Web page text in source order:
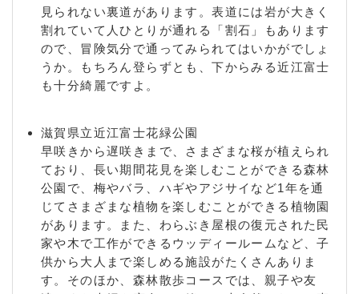
見られない裏道があります。表道には岩が大きく
割れていて人ひとりが通れる「割石」もあります
ので、冒険気分で通ってみられてはいかがでしょ
うか。もちろん登らずとも、下からみる近江富士
も十分綺麗ですよ。
滋賀県立近江富士花緑公園
早咲きから遅咲きまで、さまざまな桜が植えられ
ており、長い期間花見を楽しむことができる森林
公園で、梅やバラ、ハギやアジサイなど1年を通
じてさまざまな植物を楽しむことができる植物園
があります。また、わらぶき屋根の復元された民
家や木で工作ができるウッディールームなど、子
供から大人まで楽しめる施設がたくさんありま
す。そのほか、森林散歩コースでは、親子や友